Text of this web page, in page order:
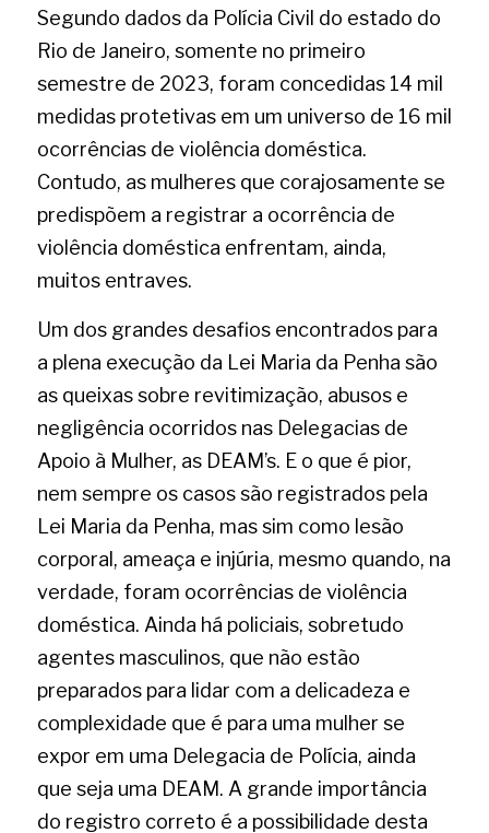
Segundo dados da Polícia Civil do estado do
Rio de Janeiro, somente no primeiro
semestre de 2023, foram concedidas 14 mil
medidas protetivas em um universo de 16 mil
ocorrências de violência doméstica.
Contudo, as mulheres que corajosamente se
predispõem a registrar a ocorrência de
violência doméstica enfrentam, ainda,
muitos entraves.
Um dos grandes desafios encontrados para
a plena execução da Lei Maria da Penha são
as queixas sobre revitimização, abusos e
negligência ocorridos nas Delegacias de
Apoio à Mulher, as DEAM’s. E o que é pior,
nem sempre os casos são registrados pela
Lei Maria da Penha, mas sim como lesão
corporal, ameaça e injúria, mesmo quando, na
verdade, foram ocorrências de violência
doméstica. Ainda há policiais, sobretudo
agentes masculinos, que não estão
preparados para lidar com a delicadeza e
complexidade que é para uma mulher se
expor em uma Delegacia de Polícia, ainda
que seja uma DEAM. A grande importância
do registro correto é a possibilidade desta